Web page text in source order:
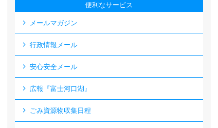
便利なサービス
メールマガジン
行政情報メール
安心安全メール
広報『富士河口湖』
ごみ資源物収集日程